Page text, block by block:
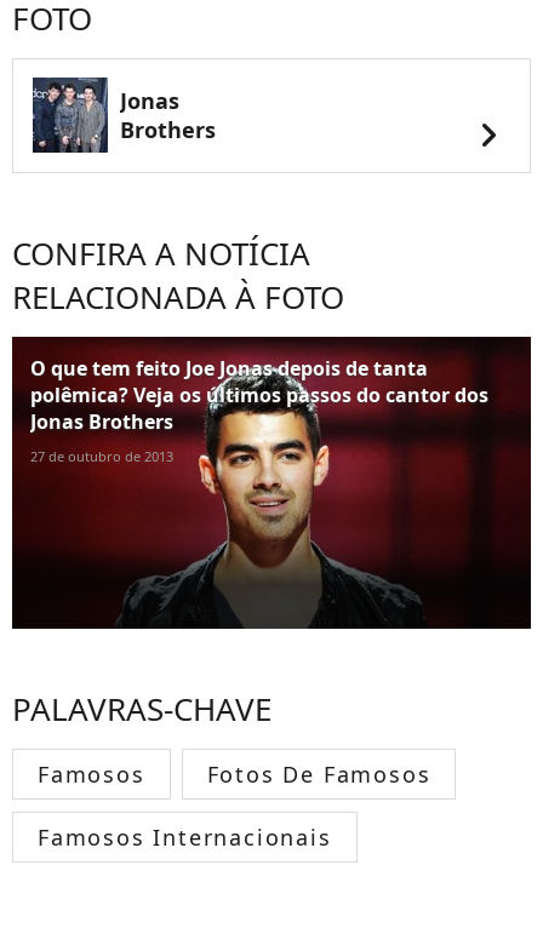
FOTO
Jonas
Brothers
chevron_right
CONFIRA A NOTÍCIA
RELACIONADA À FOTO
O que tem feito Joe Jonas depois de tanta
polêmica? Veja os últimos passos do cantor dos
Jonas Brothers
27 de outubro de 2013
PALAVRAS-CHAVE
Famosos Fotos De Famosos
Famosos Internacionais